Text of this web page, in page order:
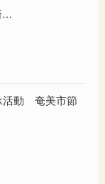
…
活動 奄美市節